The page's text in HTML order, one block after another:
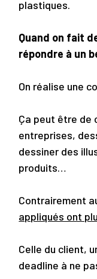
plastiques.
Quand on fait
répondre à un
On réalise une
Ça peut être de
entreprises,
dessiner des
produits…
Contrairement
appliqués ont
Celle du client,
deadline à ne